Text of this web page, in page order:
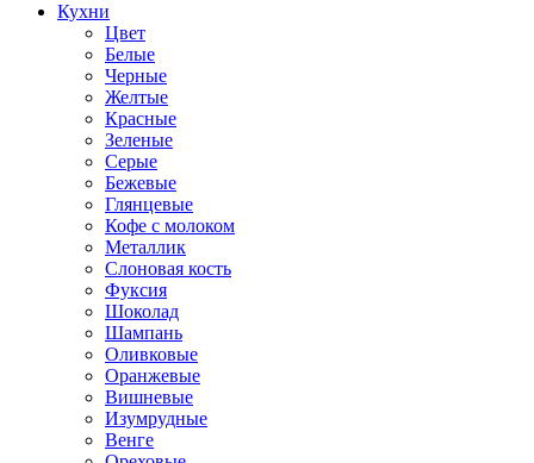
Кухни
Цвет
Белые
Черные
Желтые
Красные
Зеленые
Серые
Бежевые
Глянцевые
Кофе с молоком
Металлик
Слоновая кость
Фуксия
Шоколад
Шампань
Оливковые
Оранжевые
Вишневые
Изумрудные
Венге